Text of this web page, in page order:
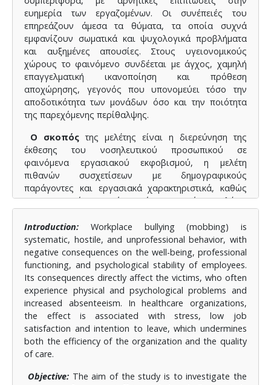
ευημερία των εργαζομένων. Οι συνέπειές του
επηρεάζουν άμεσα τα θύματα, τα οποία συχνά
εμφανίζουν σωματικά και ψυχολογικά προβλήματα
και αυξημένες απουσίες. Στους υγειονομικούς
χώρους το φαινόμενο συνδέεται με άγχος, χαμηλή
επαγγελματική ικανοποίηση και πρόθεση
αποχώρησης, γεγονός που υπονομεύει τόσο την
αποδοτικότητα των μονάδων όσο και την ποιότητα
της παρεχόμενης περίθαλψης.
Ο σκοπός της μελέτης είναι η διερεύνηση της
έκθεσης του νοσηλευτικού προσωπικού σε
φαινόμενα εργασιακού εκφοβισμού, η μελέτη
πιθανών συσχετίσεων με δημογραφικούς
παράγοντες και εργασιακά χαρακτηριστικά, καθώς
και των ημερών απουσίας από την εργασία. Επιπλέον,
αντιλαμβανόμενου άγχους και καταγράφονται οι
στρατηγικές αντιμετώπισης που υιοθετούν οι
νοσηλευτές για τη διαχείριση στρεσογόνων
καταστάσεων.
Υλικό και Μεθοδολογία:Στην έρευνα συμμετείχαν
συνολικά 227 νοσηλευτές με μέση ηλικία 43,0 έτη. Το
ποσοστό των συμμετεχόντων γυναικών ήταν 91,6%
(n=208). Η μελέτη διεξήχθη σε τρία νοσοκομεία του
ΕΣΥ και σε δομές της πρωτοβάθμιας περίθαλψης
(Π.Φ.Υ.). Η έρευνα διήρκησε από τον Δεκέμβριο 2024
χρησιμοποιήθηκαν (α) το Ερωτηματολόγιο
Introduction: Workplace bullying (mobbing) is
systematic, hostile, and unprofessional behavior, with
negative consequences on the well-being, professional
functioning, and psychological stability of employees.
Its consequences directly affect the victims, who often
experience physical and psychological problems and
increased absenteeism. In healthcare organizations,
the effect is associated with stress, low job
satisfaction and intention to leave, which undermines
both the efficiency of the organization and the quality
of care.
Objective: The aim of the study is to investigate the